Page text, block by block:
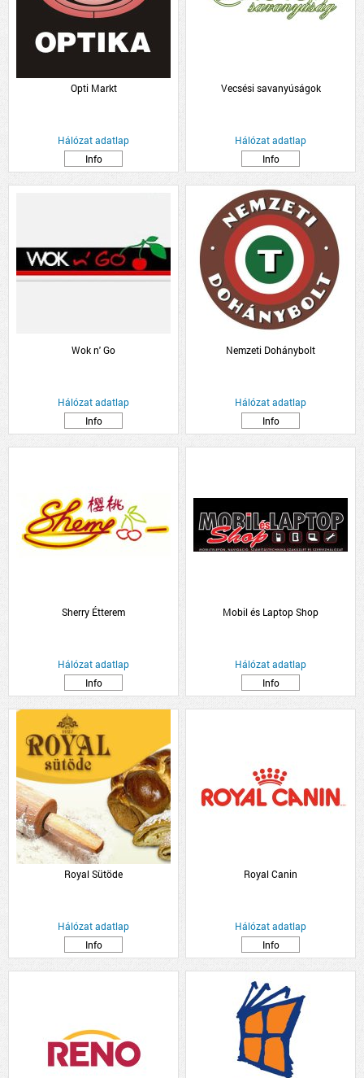
Opti Markt
Hálózat adatlap
Info
Vecsési savanyúságok
Hálózat adatlap
Info
Wok n' Go
Hálózat adatlap
Info
Nemzeti Dohánybolt
Hálózat adatlap
Info
Sherry Étterem
Hálózat adatlap
Info
Mobil és Laptop Shop
Hálózat adatlap
Info
Royal Sütöde
Hálózat adatlap
Info
Royal Canin
Hálózat adatlap
Info